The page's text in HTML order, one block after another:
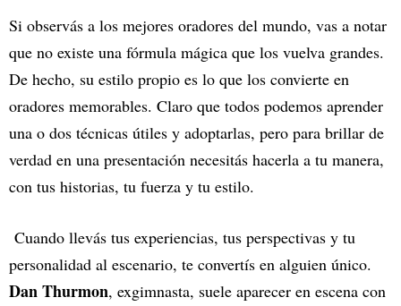
Si observás a los mejores oradores del mundo, vas a notar
que no existe una fórmula mágica que los vuelva grandes.
De hecho, su estilo propio es lo que los convierte en
oradores memorables. Claro que todos podemos aprender
una o dos técnicas útiles y adoptarlas, pero para brillar de
verdad en una presentación necesitás hacerla a tu manera,
con tus historias, tu fuerza y tu estilo.
Cuando llevás tus experiencias, tus perspectivas y tu
personalidad al escenario, te convertís en alguien único.
Dan Thurmon, exgimnasta, suele aparecer en escena con